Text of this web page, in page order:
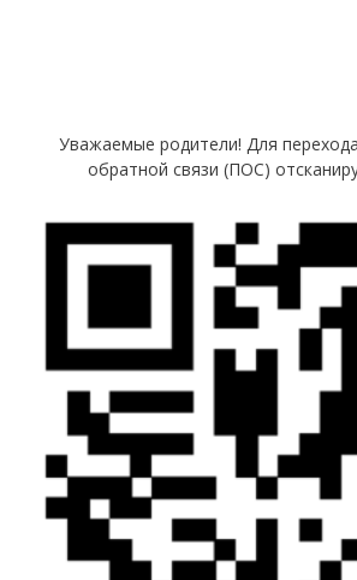
Уважаемые родители! Для
обратной связи (ПОС)